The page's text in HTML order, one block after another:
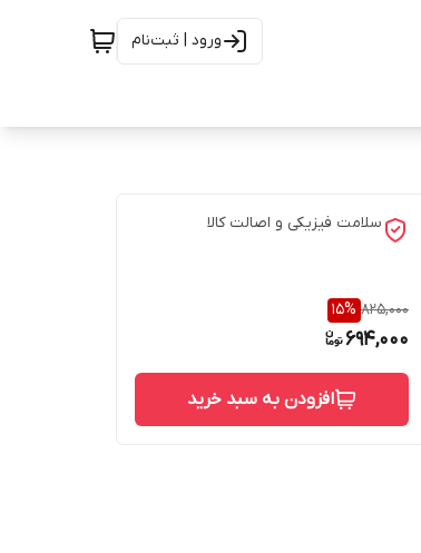
ورود | ثبت‌نام
سلامت فیزیکی و اصالت کالا
825,000
15%
694,000
افزودن به سبد خرید